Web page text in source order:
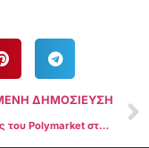
ΔΗΜΟΣΙΕΥΣΗ
Οι χρήστες του Polymarket στοιχηματίζουν ότι ο Biden είναι πιο πιθανό να δώσει χάρη στον SBF παρά στον Ross Ulbricht